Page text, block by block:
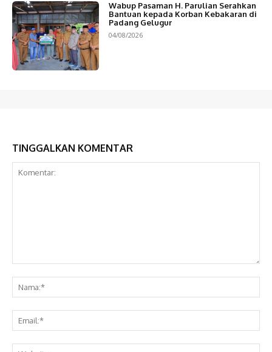
Wabup Pasaman H. Parulian Serahkan
Bantuan kepada Korban Kebakaran di
Padang Gelugur
04/08/2026
TINGGALKAN KOMENTAR